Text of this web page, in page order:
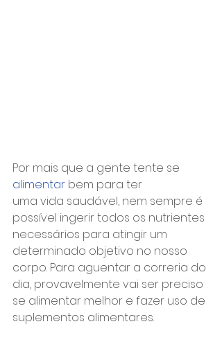
Por mais que a gente tente se
alimentar bem para ter
uma vida saudável, nem sempre é
possível ingerir todos os nutrientes
necessários para atingir um
determinado objetivo no nosso
corpo. Para aguentar a correria do
dia, provavelmente vai ser preciso
se alimentar melhor e fazer uso de
suplementos alimentares.